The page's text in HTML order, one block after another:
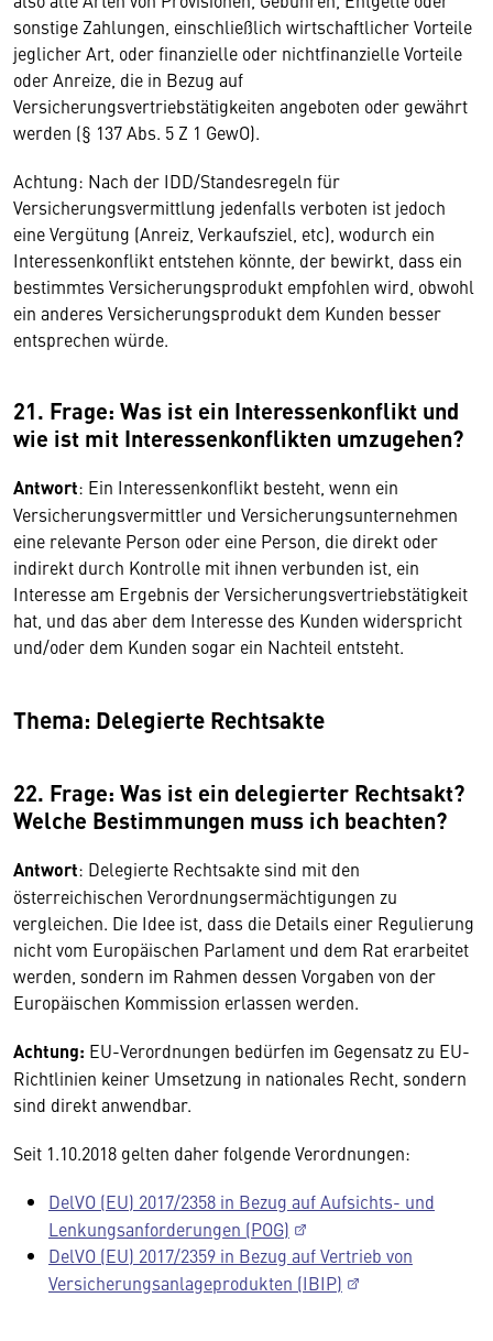
sonstige Zahlungen, einschließlich wirtschaftlicher Vorteile
jeglicher Art, oder finanzielle oder nichtfinanzielle Vorteile
oder Anreize, die in Bezug auf
Versicherungsvertriebstätigkeiten angeboten oder gewährt
werden (§ 137 Abs. 5 Z 1 GewO).
Achtung: Nach der IDD/Standesregeln für
Versicherungsvermittlung jedenfalls verboten ist jedoch
eine Vergütung (Anreiz, Verkaufsziel, etc), wodurch ein
Interessenkonflikt entstehen könnte, der bewirkt, dass ein
bestimmtes Versicherungsprodukt empfohlen wird, obwohl
ein anderes Versicherungsprodukt dem Kunden besser
entsprechen würde.
21. Frage: Was ist ein Interessenkonflikt und
wie ist mit Interessenkonflikten umzugehen?
Antwort: Ein Interessenkonflikt besteht, wenn ein
Versicherungsvermittler und Versicherungsunternehmen
eine relevante Person oder eine Person, die direkt oder
indirekt durch Kontrolle mit ihnen verbunden ist, ein
Interesse am Ergebnis der Versicherungsvertriebstätigkeit
hat, und das aber dem Interesse des Kunden widerspricht
und/oder dem Kunden sogar ein Nachteil entsteht.
Thema: Delegierte Rechtsakte
22. Frage: Was ist ein delegierter Rechtsakt?
Welche Bestimmungen muss ich beachten?
Antwort: Delegierte Rechtsakte sind mit den
österreichischen Verordnungsermächtigungen zu
vergleichen. Die Idee ist, dass die Details einer Regulierung
nicht vom Europäischen Parlament und dem Rat erarbeitet
werden, sondern im Rahmen dessen Vorgaben von der
Europäischen Kommission erlassen werden.
Achtung: EU-Verordnungen bedürfen im Gegensatz zu EU-
Richtlinien keiner Umsetzung in nationales Recht, sondern
sind direkt anwendbar.
Seit 1.10.2018 gelten daher folgende Verordnungen:
DelVO (EU) 2017/2358 in Bezug auf Aufsichts- und
Lenkungsanforderungen (POG)
DelVO (EU) 2017/2359 in Bezug auf Vertrieb von
Versicherungsanlageprodukten (IBIP)